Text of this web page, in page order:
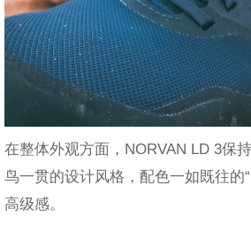
在整体外观方面，NORVAN LD 3保
鸟一贯的设计风格，配色一如既往的
高级感。